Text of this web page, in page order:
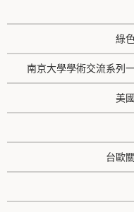
綠
南京大學學術交流系列
美
台歐